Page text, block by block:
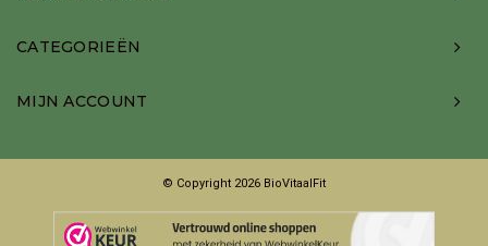
CATEGORIEËN
MIJN ACCOUNT
© Copyright 2026 BioVitaalFit